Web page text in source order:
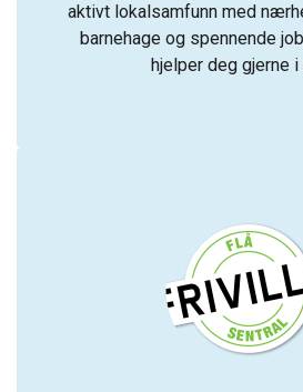
aktivt lokalsamfunn med
barnehage og spennende
hjelper deg gjerne i